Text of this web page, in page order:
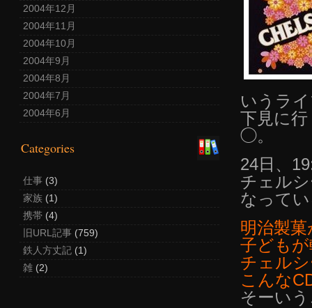
2004年12月
2004年11月
2004年10月
2004年9月
2004年8月
2004年7月
2004年6月
Categories
仕事 (3)
家族 (1)
携帯 (4)
旧URL記事 (759)
鉄人方丈記 (1)
雑 (2)
いうラ
下見に
◯。
24日、
チェル
なって
明治製
子ども
チェル
こんな
そーい